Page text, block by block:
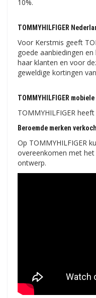
10%.
TOMMYHILFIGER
Voor Kerstmis geeft
goede aanbiedingen
haar klanten en voor
geweldige kortingen
TOMMYHILFIGER
TOMMYHILFIGER
Beroemde merken
Op TOMMYHILFIGER
overeenkomen met
ontwerp.